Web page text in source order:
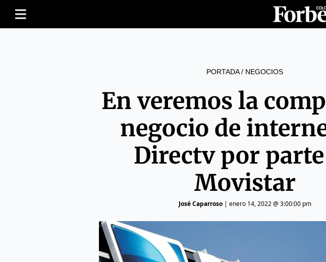
PORTADA/ NEGOCIOS
En veremos la
negocio de
Directv por
Movistar
José Caparroso| enero 14, 2022 @ 3:00:00 pm